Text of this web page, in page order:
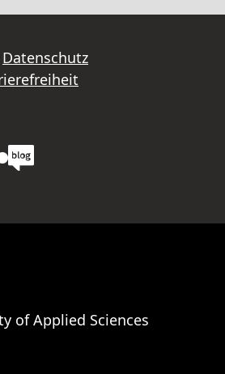
Datenschutz
of Applied Sciences